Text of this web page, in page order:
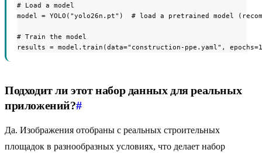
# Load a model
model = YOLO("yolo26n.pt")  # load a pretrained model
# Train the model
results = model.train(data="construction-ppe.yaml",
Подходит ли этот набор данных для реальных
приложений?#
Да. Изображения отобраны с реальных строительных
площадок в разнообразных условиях, что делает набор